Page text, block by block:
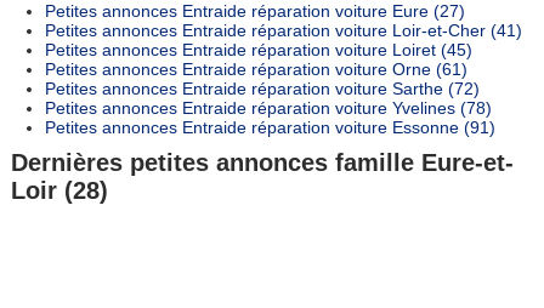
Petites annonces Entraide réparation voiture Eure (27)
Petites annonces Entraide réparation voiture Loir-et-Cher (41)
Petites annonces Entraide réparation voiture Loiret (45)
Petites annonces Entraide réparation voiture Orne (61)
Petites annonces Entraide réparation voiture Sarthe (72)
Petites annonces Entraide réparation voiture Yvelines (78)
Petites annonces Entraide réparation voiture Essonne (91)
Dernières petites annonces famille Eure-et-
Loir (28)